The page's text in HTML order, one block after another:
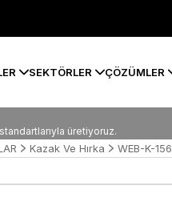
SEKTÖRLER ÇÖZÜMLER
üretiyoruz.
Kazak Ve Hırka WEB-K-156